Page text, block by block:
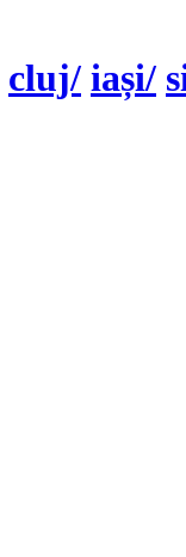
cluj/ iași/